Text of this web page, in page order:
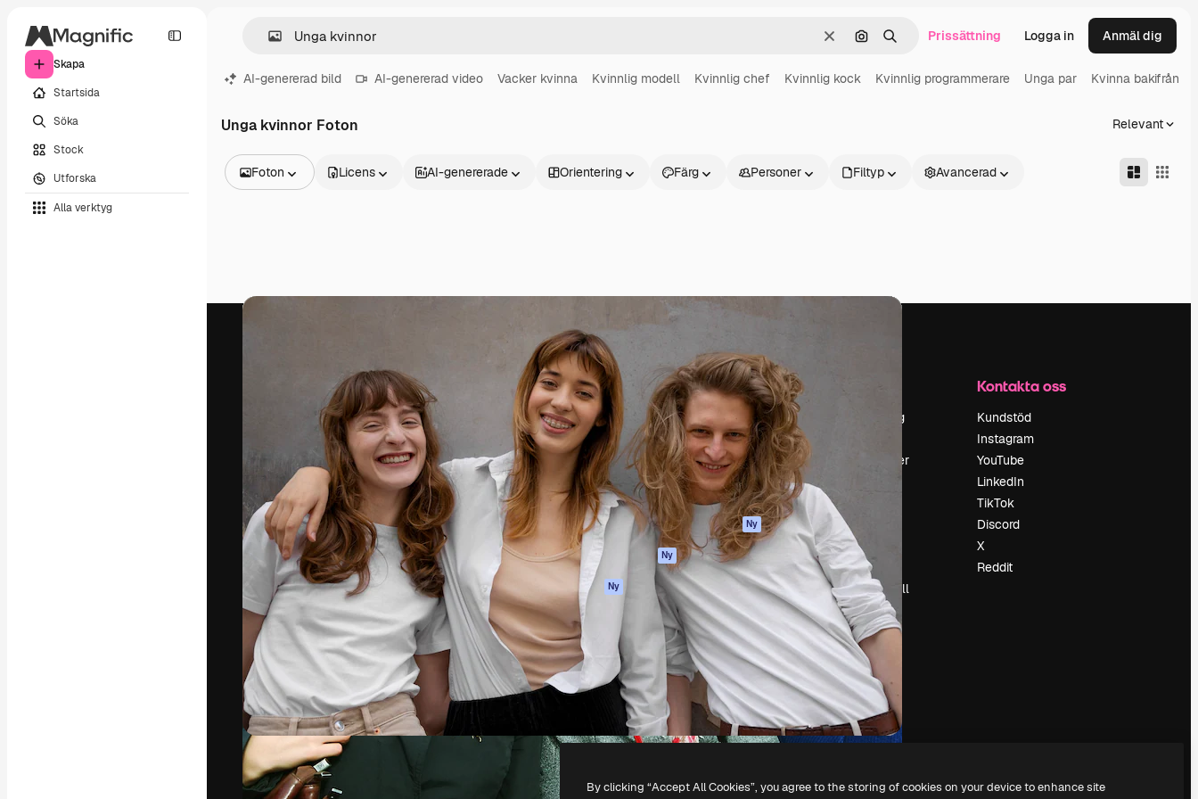
Skapa
Startsida
Söka
Stock
Utforska
Alla verktyg
RensaSök efter bild
Söka Prissättning Logga in Anmäl dig
AI-genererad bild AI-genererad video Vacker kvinna Kvinnlig modell Kvinnlig chef Kvinnlig kock Kvinnlig programmerare Unga par Kvinna bakifrån
Unga kvinnor Foton Relevant
Foton
Videor
Licens AI-genererade Orientering Färg Personer Filtyp Avancerad
Den kreativa plattformen för att förverkliga
ditt bästa arbete. Mer än 1 miljon
prenumeranter bland kreatörer, företag,
byråer och studior.
Svenska
Produkter
Spaces
AI-assistent
AI-bildgenerator
AI-videogenerator
AI-röstgenerator
Stock-innehåll
MCP för
Claude/ChatGPT
Ny
Agenter Ny
API
Mobilapp
Alla Magnific-
verktyg
Kom igång
Academy
Dokumentation
Support
Användarvillkor
Integritetspolicy
Original Ny
Cookies policy
Förtroendecenter
Affiliates
Företag
Prissättning
Recensioner
Blogg
Händelser
Slidesgo
Sälj innehåll
Pressrum
Söker efter
magnific.ai
Kontakta oss
Kundstöd
Instagram
YouTube
LinkedIn
TikTok
Discord
X
Reddit
Copyright © 2010- 2026Freepik Company S.L.U. Alla rättigheter reserverade
By clicking “Accept All Cookies”, you agree to the storing of cookies on your device to enhance site